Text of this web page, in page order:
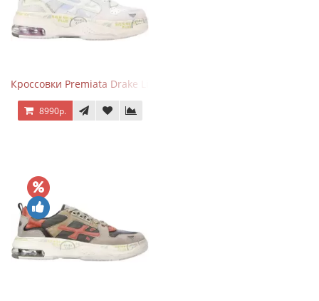
Кроссовки Premiata Drake Light Beige Silver
8990р.